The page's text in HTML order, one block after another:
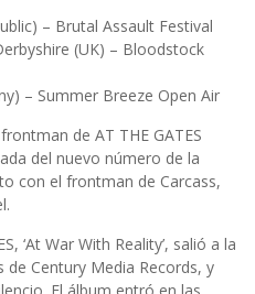
– Brutal Assault Festival
(UK) – Bloodstock
– Summer Breeze Open Air
de AT THE GATES
del nuevo número de la
con el frontman de Carcass,
‘At War With Reality’, salió a la
Century Media Records, y